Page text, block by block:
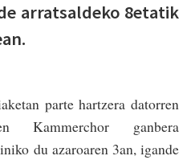
arratsaldeko 8etatik
parte hartzera datorren
Kammerchor ganbera
du azaroaren 3an, igande